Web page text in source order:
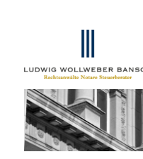
IP-Blogger.de